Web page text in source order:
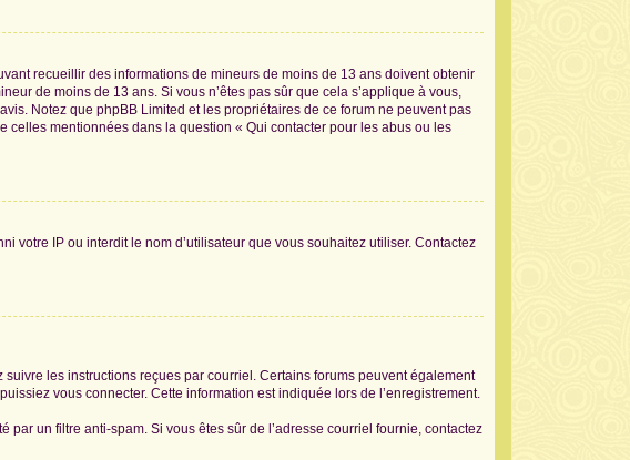
recueillir des informations de mineurs de moins de 13 ans doivent obtenir
de moins de 13 ans. Si vous n’êtes pas sûr que cela s’applique à vous,
Notez que phpBB Limited et les propriétaires de ce forum ne peuvent pas
celles mentionnées dans la question « Qui contacter pour les abus ou les
votre IP ou interdit le nom d’utilisateur que vous souhaitez utiliser. Contactez
les instructions reçues par courriel. Certains forums peuvent également
vous connecter. Cette information est indiquée lors de l’enregistrement.
un filtre anti-spam. Si vous êtes sûr de l’adresse courriel fournie, contactez